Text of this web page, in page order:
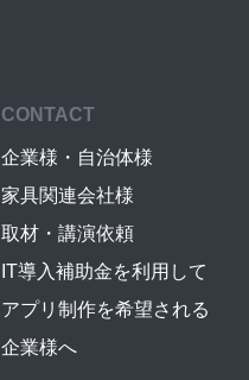
CONTACT
企業様・自治体様
家具関連会社様
取材・講演依頼
IT導入補助金を利用して
アプリ制作を希望される
企業様へ